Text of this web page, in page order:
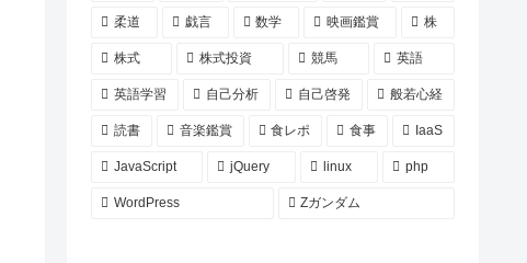
柔道 戯言 数学 映画鑑賞 株
株式 株式投資 競馬 英語
英語学習 自己分析 自己啓発 般若心経
読書 音楽鑑賞 食レポ 食事 IaaS
JavaScript jQuery linux php
WordPress Zガンダム